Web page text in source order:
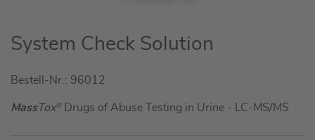
Zum
Anfang
Bildgalerie
springen
System Check Solution
Bestell-Nr.: 96012
MassTox®Drugs of Abuse Testing in Urine - LC-MS/MS